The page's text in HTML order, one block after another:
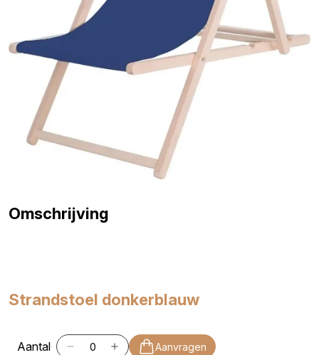
Omschrijving
Strandstoel donkerblauw
Aantal Aanvragen